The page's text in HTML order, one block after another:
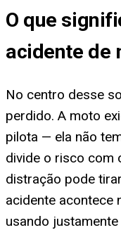
O que
acidente de
No centro desse
perdido. A moto
pilota — ela não
divide o risco com
distração pode
acidente acontece
usando